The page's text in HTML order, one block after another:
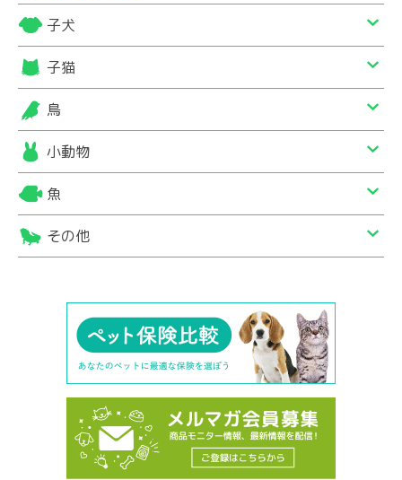
子犬
子猫
鳥
小動物
魚
その他